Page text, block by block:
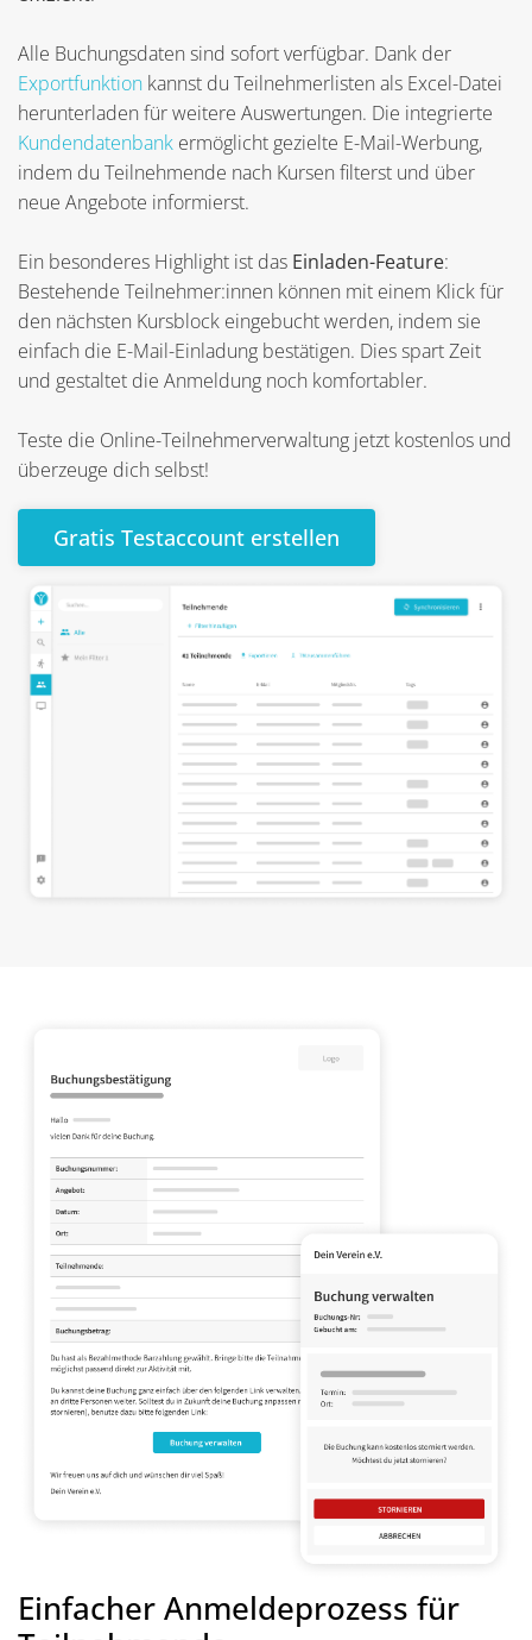
Alle Buchungsdaten sind sofort verfügbar. Dank der
Exportfunktion kannst du Teilnehmerlisten als Excel-Datei
herunterladen für weitere Auswertungen. Die integrierte
Kundendatenbank ermöglicht gezielte E-Mail-Werbung,
indem du Teilnehmende nach Kursen filterst und über
neue Angebote informierst.
Ein besonderes Highlight ist das Einladen-Feature:
Bestehende Teilnehmer:innen können mit einem Klick für
den nächsten Kursblock eingebucht werden, indem sie
einfach die E-Mail-Einladung bestätigen. Dies spart Zeit
und gestaltet die Anmeldung noch komfortabler.
Teste die Online-Teilnehmerverwaltung jetzt kostenlos und
überzeuge dich selbst!
Gratis Testaccount erstellen
Einfacher Anmeldeprozess für